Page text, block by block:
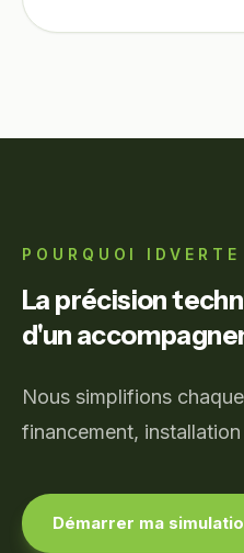
POURQUOI IDVERTE
La précision
d'un
Nous simplifions
financement,
Démarrer ma